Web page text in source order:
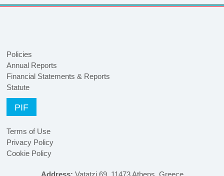
Policies
Annual Reports
Financial Statements & Reports
Statute
PIF
Terms of Use
Privacy Policy
Cookie Policy
Address: Vatatzi 69, 11473 Athens, Greece